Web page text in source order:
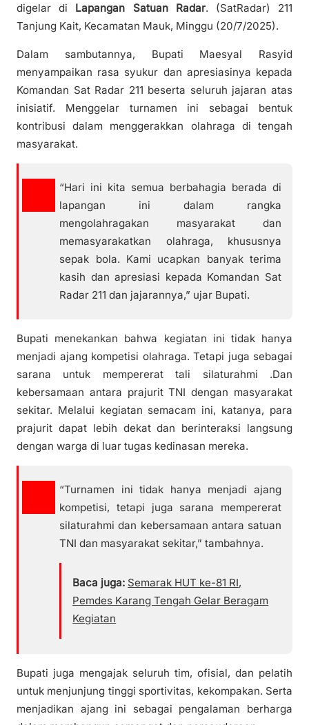
digelar di Lapangan Satuan Radar. (SatRadar) 211
Tanjung Kait, Kecamatan Mauk, Minggu (20/7/2025).
Dalam sambutannya, Bupati Maesyal Rasyid
menyampaikan rasa syukur dan apresiasinya kepada
Komandan Sat Radar 211 beserta seluruh jajaran atas
inisiatif. Menggelar turnamen ini sebagai bentuk
kontribusi dalam menggerakkan olahraga di tengah
masyarakat.
“Hari ini kita semua berbahagia berada di
lapangan ini dalam rangka
mengolahragakan masyarakat dan
memasyarakatkan olahraga, khususnya
sepak bola. Kami ucapkan banyak terima
kasih dan apresiasi kepada Komandan Sat
Radar 211 dan jajarannya,” ujar Bupati.
Bupati menekankan bahwa kegiatan ini tidak hanya
menjadi ajang kompetisi olahraga. Tetapi juga sebagai
sarana untuk mempererat tali silaturahmi .Dan
kebersamaan antara prajurit TNI dengan masyarakat
sekitar. Melalui kegiatan semacam ini, katanya, para
prajurit dapat lebih dekat dan berinteraksi langsung
dengan warga di luar tugas kedinasan mereka.
“Turnamen ini tidak hanya menjadi ajang
kompetisi, tetapi juga sarana mempererat
silaturahmi dan kebersamaan antara satuan
TNI dan masyarakat sekitar,” tambahnya.
Baca juga: Semarak HUT ke-81 RI,
Pemdes Karang Tengah Gelar Beragam
Kegiatan
Bupati juga mengajak seluruh tim, ofisial, dan pelatih
untuk menjunjung tinggi sportivitas, kekompakan. Serta
menjadikan ajang ini sebagai pengalaman berharga